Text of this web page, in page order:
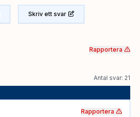
Skriv ett svar
Rapportera
Antal svar: 21
Rapportera